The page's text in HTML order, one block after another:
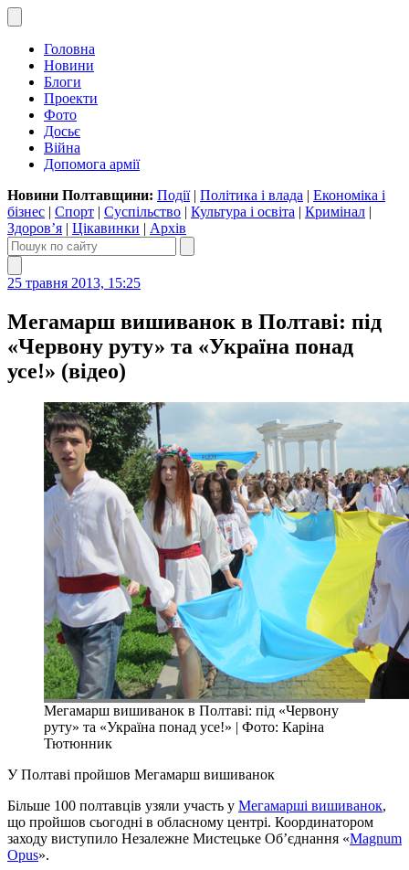
Головна
Новини
Блоги
Проекти
Фото
Досьє
Війна
Допомога армії
Новини Полтавщини: Події| Політика і влада | Економіка і
бізнес | Спорт | Суспільство | Культура і освіта | Кримінал |
Здоров’я | Цікавинки | Архів
25 травня 2013, 15:25
Мегамарш вишиванок в Полтаві: під
«Червону руту» та «Україна понад
усе!» (відео)
Мегамарш вишиванок в Полтаві: під «Червону
руту» та «Україна понад усе!» | Фото: Каріна
Тютюнник
У Полтаві пройшов Мегамарш вишиванок
Більше 100 полтавців узяли участь у Мегамарші вишиванок,
що пройшов сьогодні в обласному центрі. Координатором
заходу виступило Незалежне Мистецьке Об’єднання «Magnum
Opus».